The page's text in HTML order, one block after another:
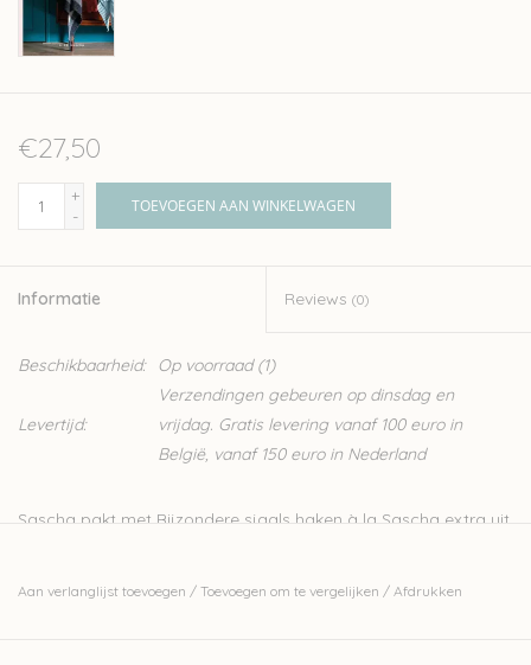
€27,50
+
-
TOEVOEGEN AAN WINKELWAGEN
Informatie Reviews (0)
Beschikbaarheid: Op voorraad(1)
Levertijd:
Verzendingen gebeuren op dinsdag en
vrijdag. Gratis levering vanaf 100 euro in
België, vanaf 150 euro in Nederland
Sascha pakt met Bijzondere sjaals haken à la Sascha extra uit,
Aan verlanglijst toevoegen / Toevoegen om te vergelijken / Afdrukken